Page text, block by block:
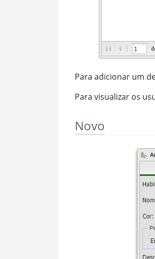
Para adicionar um
Para visualizar os
Novo